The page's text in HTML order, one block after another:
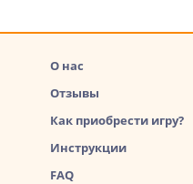
О нас
Отзывы
Как приобрести игру?
Инструкции
FAQ